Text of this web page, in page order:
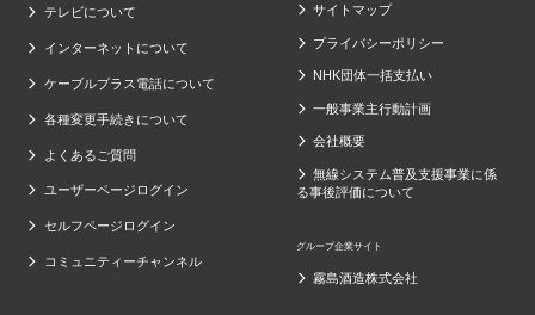
テレビについて
インターネットについて
ケーブルプラス電話について
各種変更手続きについて
よくあるご質問
ユーザーページログイン
セルフページログイン
コミュニティーチャンネル
サイトマップ
プライバシーポリシー
NHK団体一括支払い
一般事業主行動計画
会社概要
無線システム普及支援事業に係
る事後評価について
グループ企業サイト
霧島酒造株式会社